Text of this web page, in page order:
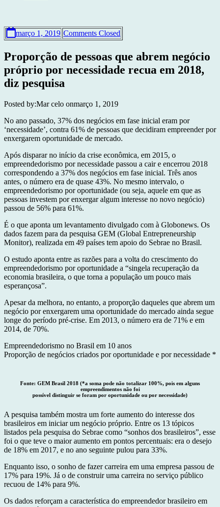
março 1, 2019 Comments Closed
Proporção de pessoas que abrem negócio
próprio por necessidade recua em 2018,
diz pesquisa
Posted by:Mar celo onmarço 1, 2019
No ano passado, 37% dos negócios em fase inicial eram por
‘necessidade’, contra 61% de pessoas que decidiram empreender por
enxergarem oportunidade de mercado.
Após disparar no início da crise econômica, em 2015, o
empreendedorismo por necessidade passou a cair e encerrou 2018
correspondendo a 37% dos negócios em fase inicial. Três anos
antes, o número era de quase 43%. No mesmo intervalo, o
empreendedorismo por oportunidade (ou seja, aquele em que as
pessoas investem por enxergar algum interesse no novo negócio)
passou de 56% para 61%.
É o que aponta um levantamento divulgado com à Globonews. Os
dados fazem para da pesquisa GEM (Global Entrepreneurship
Monitor), realizada em 49 países tem apoio do Sebrae no Brasil.
O estudo aponta entre as razões para a volta do crescimento do
empreendedorismo por oportunidade a “singela recuperação da
economia brasileira, o que torna a população um pouco mais
esperançosa”.
Apesar da melhora, no entanto, a proporção daqueles que abrem um
negócio por enxergarem uma oportunidade do mercado ainda segue
longe do período pré-crise. Em 2013, o número era de 71% e em
2014, de 70%.
Empreendedorismo no Brasil em 10 anos
Proporção de negócios criados por oportunidade e por necessidade *
Fonte: GEM Brasil 2018 (*a soma pode não totalizar 100%, pois em alguns
empreendimentos não foi
possível distinguir se foram por oportunidade ou por necessidade)
A pesquisa também mostra um forte aumento do interesse dos
brasileiros em iniciar um negócio próprio. Entre os 13 tópicos
listados pela pesquisa do Sebrae como “sonhos dos brasileiros”, esse
foi o que teve o maior aumento em pontos percentuais: era o desejo
de 18% em 2017, e no ano seguinte pulou para 33%.
Enquanto isso, o sonho de fazer carreira em uma empresa passou de
17% para 19%. Já o de construir uma carreira no serviço público
recuou de 14% para 9%.
Os dados reforçam a característica do empreendedor brasileiro em